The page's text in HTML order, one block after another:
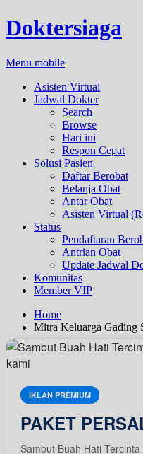
Doktersiaga
Menu mobile
Asisten Virtual
Jadwal Dokter
Search
Browse
Hari ini
Respon Cepat
Solusi Pasien
Daftar Berobat
Belanja Obat
Antar Obat
Asisten Virtual
Status
Pendaftaran
Antrian Obat
Update Jadwal
Komunitas
Member VIP
Home
Mitra Keluarga Gading
IKLAN PREMIUM
PAKET
Sambut Buah Hati